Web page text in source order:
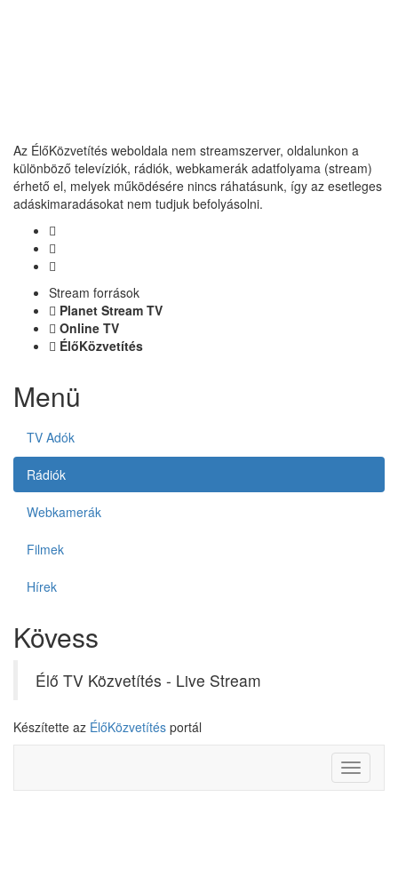
Az ÉlőKözvetítés weboldala nem streamszerver, oldalunkon a
különböző televíziók, rádiók, webkamerák adatfolyama (stream)
érhető el, melyek működésére nincs ráhatásunk, így az esetleges
adáskimaradásokat nem tudjuk befolyásolni.
Stream források
Planet Stream TV
Online TV
ÉlőKözvetítés
Menü
TV Adók
Rádiók
Webkamerák
Filmek
Hírek
Kövess
Élő TV Közvetítés - Live Stream
Készítette az ÉlőKözvetítés portál
Toggle